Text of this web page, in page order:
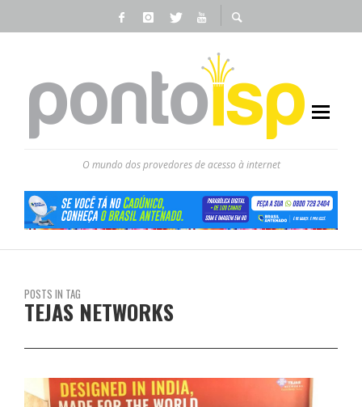
O mundo dos provedores de acesso à internet
POSTS IN TAG
TEJAS NETWORKS